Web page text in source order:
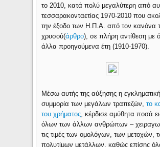
το 2010, κατά πολύ μεγαλύτερη από
τεσσαρακονταετίας 1970-2010 που
την έξοδο των Η.Π.Α. από τον κανόνα
χρυσού(άρθρο), σε πλήρη αντίθεση με
άλλα προηγούμενα έτη (1910-1970).
Μέσω αυτής της αύξησης η εγκληματική
συμμορία των μεγάλων τραπεζών,το
του χρήματος, κέρδισε αμύθητα ποσά
όλων των άλλων ανθρώπων –
τις τιμές των ομολόγων, των μετοχών,
πολυτίμων μετάλλων, καθώς επίσης